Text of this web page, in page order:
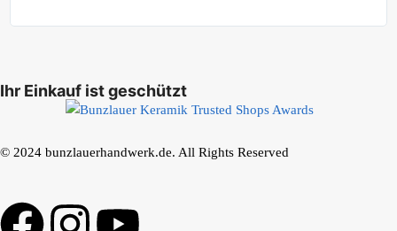
Ihr Einkauf ist geschützt
© 2024 bunzlauerhandwerk.de. All Rights Reserved